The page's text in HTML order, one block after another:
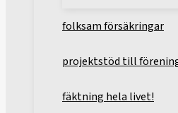
folksam försäkringar
projektstöd till
fäktning hela livet!